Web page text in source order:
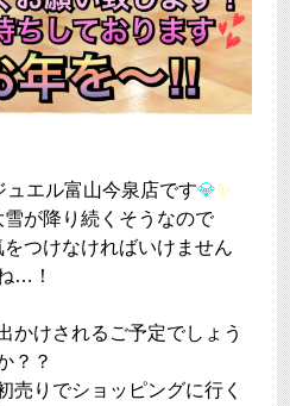
ュエル富山今泉店です💎✨
が降り続くそうなので
つけなければいけません
…！
かけされるご予定でしょう
？？
売りでショッピングに行く